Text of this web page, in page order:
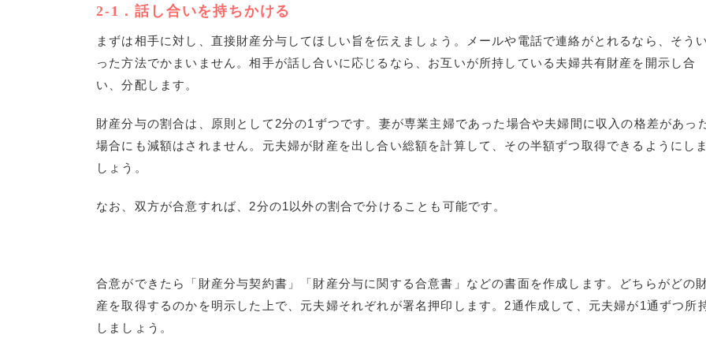
2-1 ．話し合いを持ちかける
まずは相手に対し、直接財産分与してほしい旨を伝えましょう。メールや電話で連絡がとれるなら、そうい
った方法でかまいません。相手が話し合いに応じるなら、お互いが所持している夫婦共有財産を開示し合
い、分配します。
財産分与の割合は、原則として 2分の1ずつです。妻が専業主婦であった場合や夫婦間に収入の格差があっ
場合にも減額はされません。元夫婦が財産を出し合い総額を計算して、その半額ずつ取得できるようにしま
しょう。
なお、双方が合意すれば、 2分の1 以外の割合で分けることも可能です。
合意ができたら「財産分与契約書」「財産分与に関する合意書」などの書面を作成します。どちらがどの
産を取得するのかを明示した上で、元夫婦それぞれが署名押印します。 2通作成して、元夫婦が1通ずつ所
しましょう。